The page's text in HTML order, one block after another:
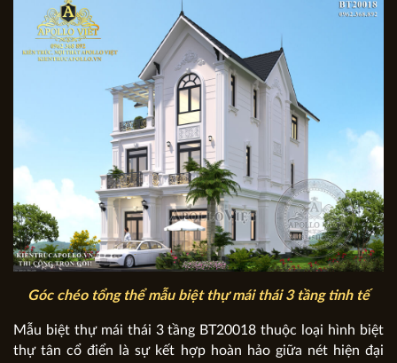
Góc chéo tổng thể mẫu biệt thự mái thái 3 tầng tinh tế
Mẫu biệt thự mái thái 3 tầng BT20018 thuộc loại hình biệt
thự tân cổ điển là sự kết hợp hoàn hảo giữa nét hiện đại